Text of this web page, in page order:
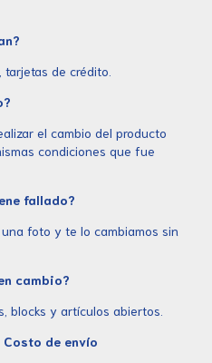
de crédito.
el cambio del producto
condiciones que fue
fallado?
foto y te lo cambiamos sin
cambio?
blocks y artículos abiertos.
de envío